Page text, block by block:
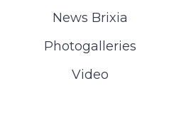
News Brixia
Photogalleries
Video